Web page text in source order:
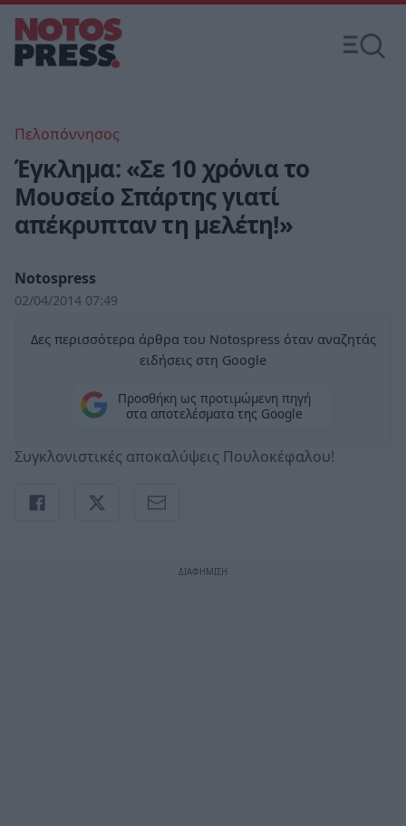
Πελοπόννησος
Έγκλημα: «Σε 10 χρόνια το
Μουσείο Σπάρτης γιατί
απέκρυπταν τη μελέτη!»
Notospress
02/04/2014 07:49
Δες περισσότερα άρθρα του Notospress όταν αναζητάς
ειδήσεις στη Google
Προσθήκη ως προτιμώμενη πηγή
στα αποτελέσματα της Google
Συγκλονιστικές αποκαλύψεις Πουλοκέφαλου!